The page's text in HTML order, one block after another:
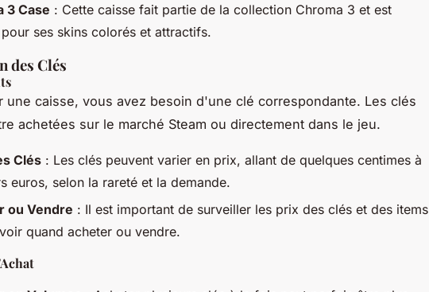
3 Case : Cette caisse fait partie de la collection Chroma 3 et est
ses skins colorés et attractifs.
des Clés
une caisse, vous avez besoin d'une clé correspondante. Les clés
achetées sur le marché Steam ou directement dans le jeu.
Clés : Les clés peuvent varier en prix, allant de quelques centimes à
euros, selon la rareté et la demande.
ou Vendre : Il est important de surveiller les prix des clés et des items
quand acheter ou vendre.